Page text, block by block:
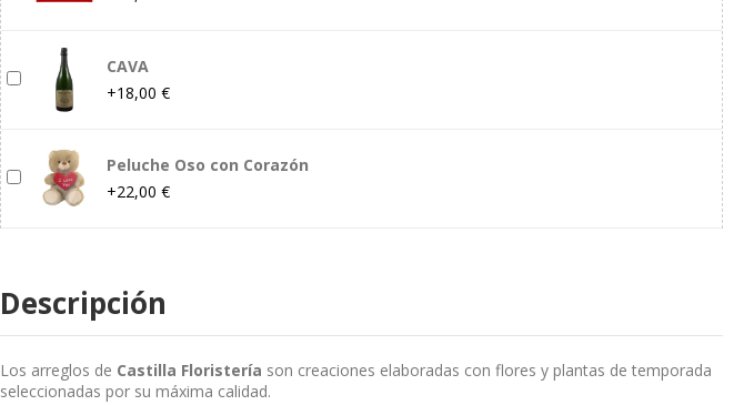
CAVA
+18,00 €
Peluche Oso con Corazón
+22,00 €
Descripción
Los arreglos de Castilla Floristería son creaciones elaboradas con flores y plantas de temporada
seleccionadas por su máxima calidad.